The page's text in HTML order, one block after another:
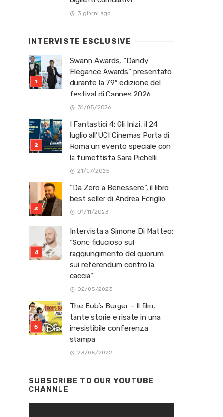
3 giorni ago
INTERVISTE ESCLUSIVE
Swann Awards, “Dandy
Elegance Awards” presentato
durante la 79° edizione del
festival di Cannes 2026.
31/05/2026
I Fantastici 4: Gli Inizi, il 24
luglio all’UCI Cinemas Porta di
Roma un evento speciale con
la fumettista Sara Pichelli
21/07/2025
“Da Zero a Benessere”, il libro
best seller di Andrea Foriglio
01/11/2023
Intervista a Simone Di Matteo:
“Sono fiducioso sul
raggiungimento del quorum
sui referendum contro la
caccia”
02/05/2023
The Bob’s Burger – Il film,
tante storie e risate in una
irresistibile conferenza
stampa
23/05/2022
SUBSCRIBE TO OUR YOUTUBE
CHANNLE